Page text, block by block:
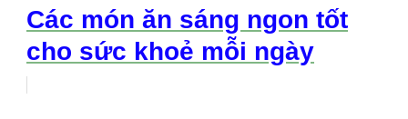
Các món ăn sáng ngon tốt
cho sức khoẻ mỗi ngày